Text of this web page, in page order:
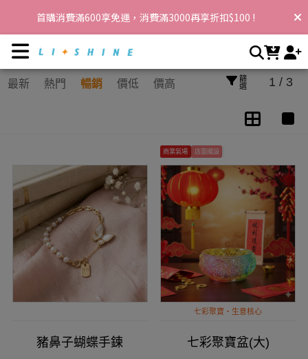
首購消費滿600享免運，消費滿3000再享折扣$100 !
最新 熱門 暢銷 價低 價高 篩選 1 / 3
豬鼻子蝴蝶手鍊
商業氣場 店面擺設
七彩聚寶・生意核心
七彩聚寶盆(大)